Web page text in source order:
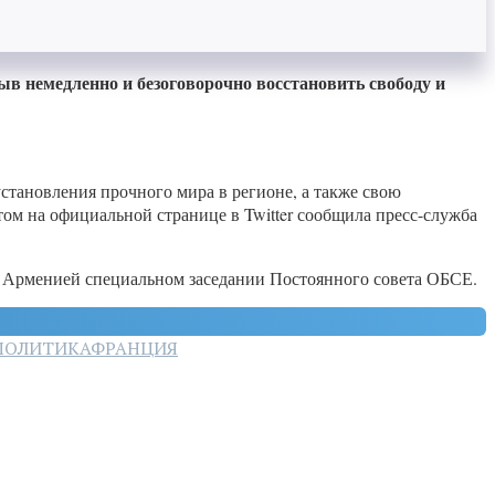
и безоговорочно восстановить свободу и
прочного мира в регионе, а также свою
на официальной странице в Twitter сообщила пресс-служба
специальном заседании Постоянного совета ОБСЕ.
ФРАНЦИЯ